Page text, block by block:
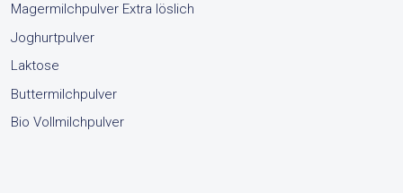
Magermilchpulver Extra löslich
Joghurtpulver
Laktose
Buttermilchpulver
Bio Vollmilchpulver